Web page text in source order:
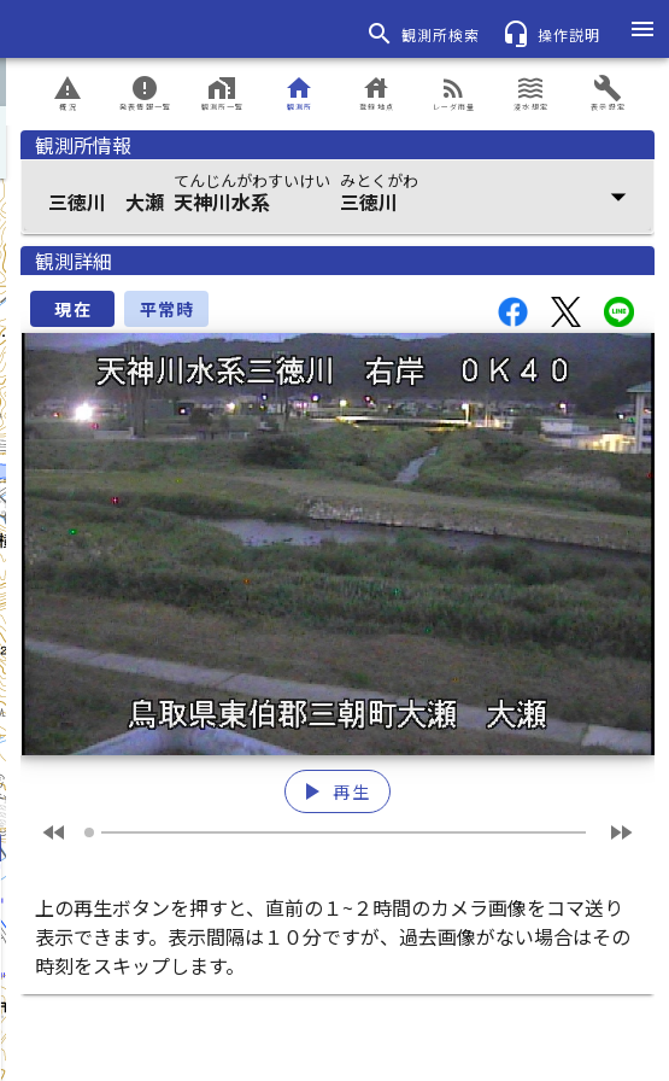
search 観測所検索 headset_mic 操作説明
menu
概況
report_problem
発表情報一覧
error
観測所一覧
home_work
観測所
home
登録地点
house
レーダ雨量
rss_feed
浸水想定
waves
表示設定
build
観測所情報
三徳川 大瀬
てんじんがわすいけい
天神川水系
みとくがわ
三徳川 arrow_drop_down
観測詳細
現在 平常時
play_arrow 再生
fast_rewind fast_forward
上の再生ボタンを押すと、直前の１~２時間のカメラ画像をコマ送り
表示できます。表示間隔は１０分ですが、過去画像がない場合はその
時刻をスキップします。